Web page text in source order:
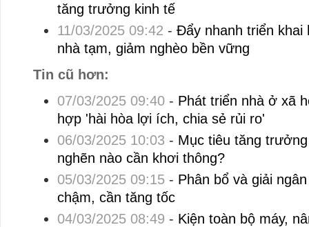
tăng trưởng kinh tế
11/03/2025 09:42 - Đẩy nhanh triển
nhà tạm, giảm nghèo bền vững
Tin cũ hơn:
07/03/2025 09:40- Phát triển nhà ở xã
hợp 'hài hòa lợi ích, chia sẻ rủi ro'
06/03/2025 10:03 - Mục tiêu tăng
nghẽn nào cần khơi thông?
05/03/2025 09:15- Phân bổ và giải
chậm, cần tăng tốc
04/03/2025 08:49 - Kiện toàn bộ máy,